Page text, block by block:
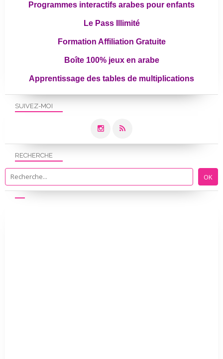
SUIVEZ-MOI
RECHERCHE
Programmes interactifs arabes pour enfants
Le Pass Illimité
Formation Affiliation Gratuite
Boîte 100% jeux en arabe
Apprentissage des tables de multiplications